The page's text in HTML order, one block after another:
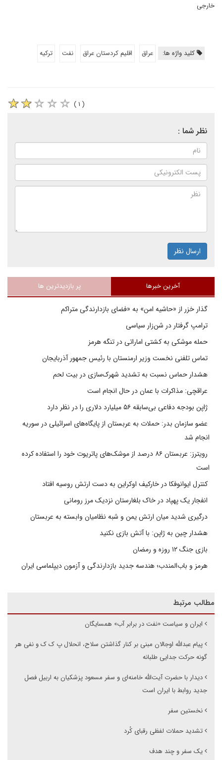
خارجی
کلید واژه ها: عراق اقلیم کردستان عراق نفت ترکیه
( ۱ )
نظر شما :
ارسال نظر
آخرین خبرها پر بازدیدترین ها
گذار خزر از «حاشیه امن» به «فضای بازدارندگی متراکم
ترامپ گرفتار در شن‌زار سیاسی
حمله موشکی به کشتی اماراتی در تنگه هرمز
تماس تلفنی نخست وزیر ارمنستان با رئیس جمهور آذربایجان
هشدار حماس نسبت به تشدید شهرک‌سازی در بیت‌ لحم
عراقچی: مذاکرات با عمان در حال انجام است
ژاپن بودجه دفاعی بی‌سابقه ۵۶ میلیارد دلاری را در نظر دارد
عضو سازمان بدر: حملات به عربستان از پایگاه‌های اسرائیلی در سوریه
انجام شد
رویترز: عربستان ۸۶ درصد از موشک‌های پاتریوت خود را استفاده کرده
است
کنترل ایوانوفکا در خارکیف اوکراین به دست ارتش روسیه افتاد
انفجار یک پهپاد در خاک بلغارستان نزدیک مرز رومانی
درگیری شدید میان ارتش یمن و شبه نظامیان وابسته به عربستان
هشدار چین به ژاپن: با آتش بازی نکنید
بازی جنگ ۱۲ روزه و رمضان
هرمز و باب‌المندب؛ هندسه جدید بازدارندگی و آزمون دیپلماسی ایران
مطالب مرتبط
ایران و سیاست «نفت در برابر آب» همسایگان
پیام عبدالله اوجالان مبنی بر کنار گذاشتن سلاح، انحلال پ ک ک و نفی هر
گونه حرکت جدایی طلبانه
دیدار با حضرت آیت‌الله خامنه‌ای و سفر مسعود پزشکیان به اربیل فصل
جدید روابط با ایران است
نخستین سفر
تشدید حملات لفظی رقبای کُرد
یک سفر و چند هدف